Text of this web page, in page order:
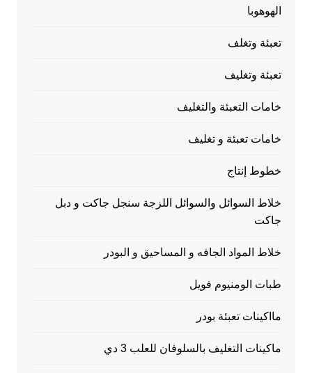
الهوهوبا
تعبئة وتغلف
تعبئة وتغليف
خامات التعبئة والتغليف
خامات تعبئة و تغليف
خطوط إنتاج
خلاط السوائل والسوائل اللزجة سنجل جاكت و دبل
جاكت
خلاط المواد الجافه و المساحيق و البودر
طبات الومنيوم فويل
مااكينات تعبئة بودر
ماكينات التغليف بالسلوفان للعلب 3 دي